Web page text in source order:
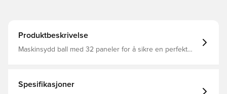
Produktbeskrivelse
Maskinsydd ball med 32 paneler for å sikre en perfekt
ytelse på banen En offisiell Premier League-inspirert
design for et profesjonelt utseende 68% gummiblære
Spesifikasjoner